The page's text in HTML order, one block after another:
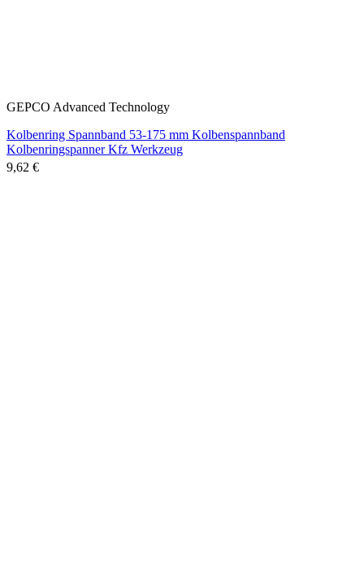
GEPCO Advanced Technology
Kolbenring Spannband 53-175 mm Kolbenspannband
Kolbenringspanner Kfz Werkzeug
9,62 €